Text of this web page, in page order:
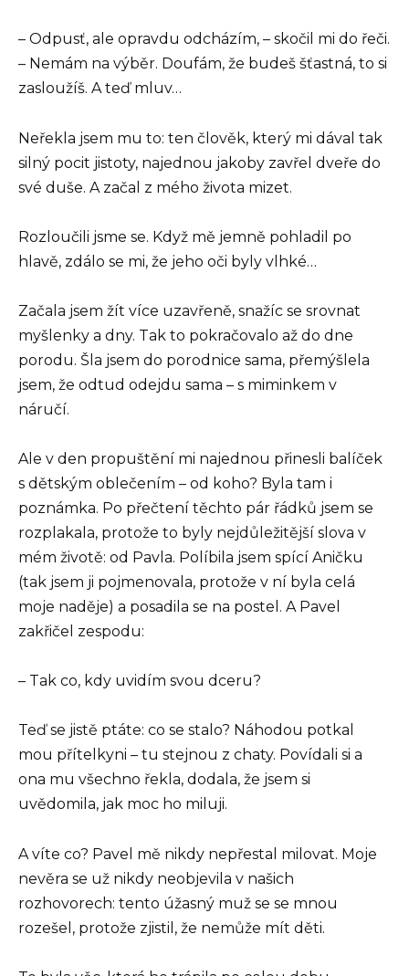
– Odpusť, ale opravdu odcházím, – skočil mi do řeči.
– Nemám na výběr. Doufám, že budeš šťastná, to si
zasloužíš. A teď mluv…
Neřekla jsem mu to: ten člověk, který mi dával tak
silný pocit jistoty, najednou jakoby zavřel dveře do
své duše. A začal z mého života mizet.
Rozloučili jsme se. Když mě jemně pohladil po
hlavě, zdálo se mi, že jeho oči byly vlhké…
Začala jsem žít více uzavřeně, snažíc se srovnat
myšlenky a dny. Tak to pokračovalo až do dne
porodu. Šla jsem do porodnice sama, přemýšlela
jsem, že odtud odejdu sama – s miminkem v
náručí.
Ale v den propuštění mi najednou přinesli balíček
s dětským oblečením – od koho? Byla tam i
poznámka. Po přečtení těchto pár řádků jsem se
rozplakala, protože to byly nejdůležitější slova v
mém životě: od Pavla. Políbila jsem spící Aničku
(tak jsem ji pojmenovala, protože v ní byla celá
moje naděje) a posadila se na postel. A Pavel
zakřičel zespodu:
– Tak co, kdy uvidím svou dceru?
Teď se jistě ptáte: co se stalo? Náhodou potkal
mou přítelkyni – tu stejnou z chaty. Povídali si a
ona mu všechno řekla, dodala, že jsem si
uvědomila, jak moc ho miluji.
A víte co? Pavel mě nikdy nepřestal milovat. Moje
nevěra se už nikdy neobjevila v našich
rozhovorech: tento úžasný muž se se mnou
rozešel, protože zjistil, že nemůže mít děti.